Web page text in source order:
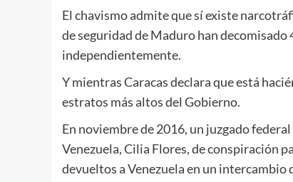
El chavismo admite que sí existe
de seguridad de Maduro han
independientemente.
Y mientras Caracas declara que está
estratos más altos del Gobierno.
En noviembre de 2016, un juzgado
Venezuela, Cilia Flores, de conspiración
devueltos a Venezuela en un intercambio